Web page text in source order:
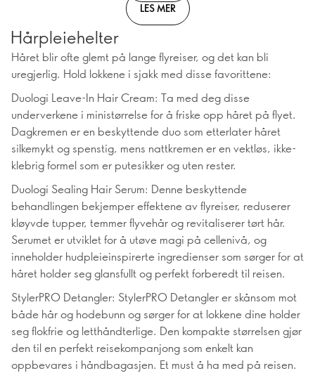
LES MER
Hårpleiehelter
Håret blir ofte glemt på lange flyreiser, og det kan bli
uregjerlig. Hold lokkene i sjakk med disse favorittene:
Duologi Leave-In Hair Cream: Ta med deg disse
underverkene i ministørrelse for å friske opp håret på flyet.
Dagkremen er en beskyttende duo som etterlater håret
silkemykt og spenstig, mens nattkremen er en vektløs, ikke-
klebrig formel som er putesikker og uten rester.
Duologi Sealing Hair Serum: Denne beskyttende
behandlingen bekjemper effektene av flyreiser, reduserer
kløyvde tupper, temmer flyvehår og revitaliserer tørt hår.
Serumet er utviklet for å utøve magi på cellenivå, og
inneholder hudpleieinspirerte ingredienser som sørger for at
håret holder seg glansfullt og perfekt forberedt til reisen.
StylerPRO Detangler: StylerPRO Detangler er skånsom mot
både hår og hodebunn og sørger for at lokkene dine holder
seg flokfrie og letthåndterlige. Den kompakte størrelsen gjør
den til en perfekt reisekompanjong som enkelt kan
oppbevares i håndbagasjen. Et must å ha med på reisen.